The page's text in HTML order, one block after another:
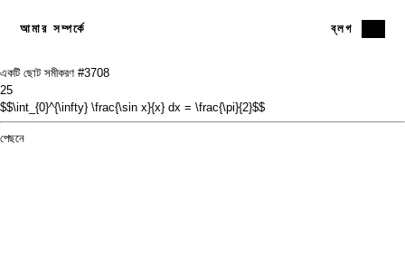
আমার সম্পর্কে ব্লগ
একটি ছোট সমীকরণ #3708
25
$$\int_{0}^{\infty} \frac{\sin x}{x} dx = \frac{\pi}{2}$$
পেছনে